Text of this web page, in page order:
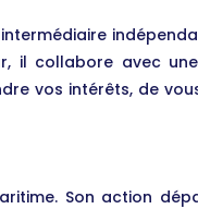
il collabore avec
vos intérêts, de
Son action